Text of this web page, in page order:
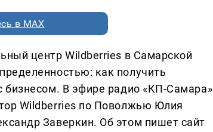
в MAX
центр Wildberries в Самарской
как получить
бизнесом. В эфире радио «КП-Самара»
Wildberries по Поволжью Юлия
Заверкин. Об этом пишет сайт